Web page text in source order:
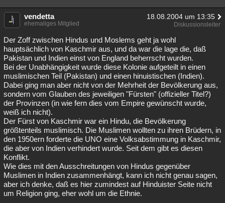
vendetta 18.08.2004 um 13:35
ehemaliges Mitglied Diskussionsleiter
Der Zoff zwischen Hindus und Moslems geht ja wohl
hauptsächlich von Kaschmir aus, und da war die lage die, daß
Pakistan und Indien einst von England beherrscht wurden.
Bei der Unabhängigkeit wurde diese Kolonie aufgeteilt in einen
muslimischen Teil (Pakistan) und einen hinuistischen (Indien).
Dabei ging man aber nicht von der Mehrheit der Bevölkerung aus,
sondern vom Glauben des jeweiligen "Fürsten" (offizieller Titel?)
der Provinzen (in wie fern dies vom Empire gewünscht wurde,
weiß ich nicht).
Der Fürst von Kaschmir war ein Hindu, die Bevölkerung
größtenteils muslimisch. Die Muslimen wollten zu ihren Brüdern, in
den 1950ern forderte die UNO eine Volksabstimmung in Kaschmir,
die aber von Indien verhindert wurde. Seit dem gibt es diesen
Konflikt.
Wie dies mit den Ausschreitungen von Hindus gegenüber
Muslimen in Indien zusammenhängt, kann ich nicht genau sagen,
aber ich denke, daß es hier zumindest auf Hinduister Seite nicht
um Religion ging, eher wohl um die Ethnie.